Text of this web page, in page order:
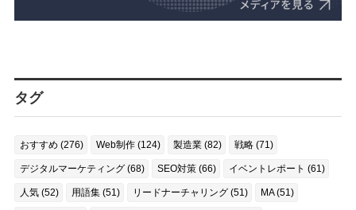
タグ
おすすめ (276) Web制作 (124) 製造業 (82) 戦略 (71)
デジタルマーケティング (68) SEO対策 (66) イベントレポート (61)
人気 (52) 用語集 (51) リードナーチャリング (51) MA (51)